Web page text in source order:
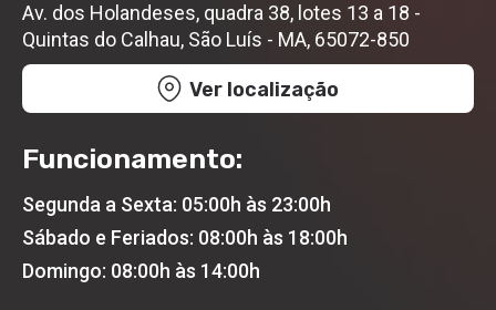
Av. dos Holandeses, quadra 38, lotes 13 a 18 -
Quintas do Calhau, São Luís - MA, 65072-850
Ver localização
Funcionamento:
Segunda a Sexta: 05:00h às 23:00h
Sábado e Feriados: 08:00h às 18:00h
Domingo: 08:00h às 14:00h